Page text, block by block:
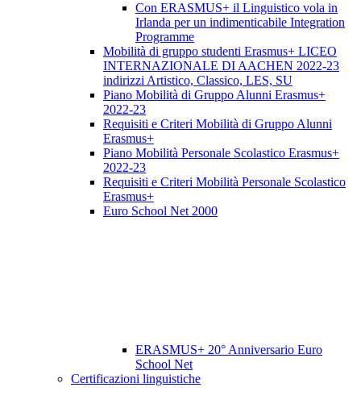
Con ERASMUS+ il Linguistico vola in
Irlanda per un indimenticabile Integration
Programme
Mobilità di gruppo studenti Erasmus+ LICEO
INTERNAZIONALE DI AACHEN 2022-23
indirizzi Artistico, Classico, LES, SU
Piano Mobilità di Gruppo Alunni Erasmus+
2022-23
Requisiti e Criteri Mobilità di Gruppo Alunni
Erasmus+
Piano Mobilità Personale Scolastico Erasmus+
2022-23
Requisiti e Criteri Mobilità Personale Scolastico
Erasmus+
Euro School Net 2000
ERASMUS+ 20° Anniversario Euro
School Net
Certificazioni linguistiche